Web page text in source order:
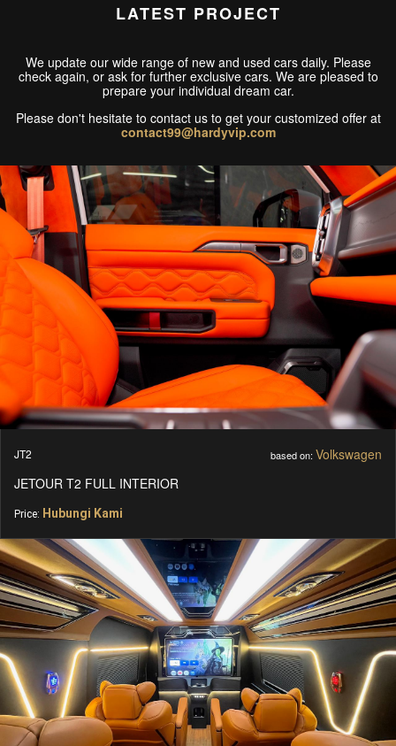
LATEST PROJECT
We update our wide range of new and used cars daily. Please
check again, or ask for further exclusive cars. We are pleased to
prepare your individual dream car.
Please don't hesitate to contact us to get your customized offer at
contact99@hardyvip.com
JT2 based on: Volkswagen
JETOUR T2 FULL INTERIOR
Price: Hubungi Kami